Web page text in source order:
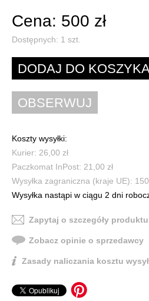
Cena: 500 zł
Dostępnych: 1 szt.
Koszty wysyłki:
Kurier: 26,00 zł
Paczkomat InPost: 21,00 zł
Wysyłka zagraniczna (kraje UE):
Wysyłka nastąpi w ciągu 2 dni
Zapytaj o szczegóły produktu
Zobacz opinie o sprzedawcy
Zasady naliczania kosztu